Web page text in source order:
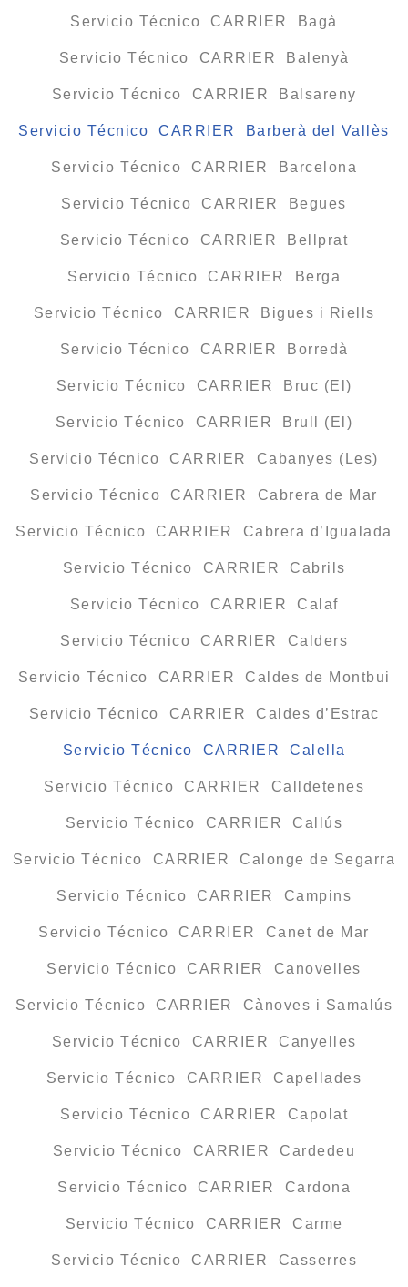
Servicio Técnico CARRIER Bagà
Servicio Técnico CARRIER Balenyà
Servicio Técnico CARRIER Balsareny
Servicio Técnico CARRIER Barberà del Vallès
Servicio Técnico CARRIER Barcelona
Servicio Técnico CARRIER Begues
Servicio Técnico CARRIER Bellprat
Servicio Técnico CARRIER Berga
Servicio Técnico CARRIER Bigues i Riells
Servicio Técnico CARRIER Borredà
Servicio Técnico CARRIER Bruc (El)
Servicio Técnico CARRIER Brull (El)
Servicio Técnico CARRIER Cabanyes (Les)
Servicio Técnico CARRIER Cabrera de Mar
Servicio Técnico CARRIER Cabrera d’Igualada
Servicio Técnico CARRIER Cabrils
Servicio Técnico CARRIER Calaf
Servicio Técnico CARRIER Calders
Servicio Técnico CARRIER Caldes de Montbui
Servicio Técnico CARRIER Caldes d’Estrac
Servicio Técnico CARRIER Calella
Servicio Técnico CARRIER Calldetenes
Servicio Técnico CARRIER Callús
Servicio Técnico CARRIER Calonge de Segarra
Servicio Técnico CARRIER Campins
Servicio Técnico CARRIER Canet de Mar
Servicio Técnico CARRIER Canovelles
Servicio Técnico CARRIER Cànoves i Samalús
Servicio Técnico CARRIER Canyelles
Servicio Técnico CARRIER Capellades
Servicio Técnico CARRIER Capolat
Servicio Técnico CARRIER Cardedeu
Servicio Técnico CARRIER Cardona
Servicio Técnico CARRIER Carme
Servicio Técnico CARRIER Casserres